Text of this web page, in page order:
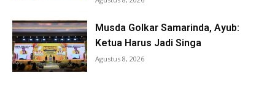
Musda Golkar Samarinda, Ayub:
Ketua Harus Jadi Singa
Agustus 8, 2026